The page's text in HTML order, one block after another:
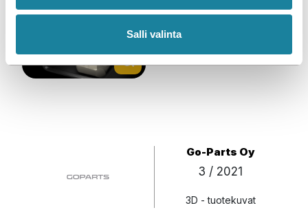
t
Salli valinta
Go-Parts Oy
3 / 2021
3D - tuotekuvat